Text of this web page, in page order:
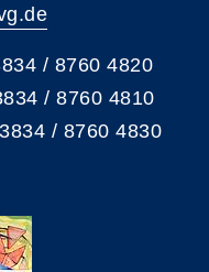
/ 8760 4820
/ 8760 4810
/ 8760 4830